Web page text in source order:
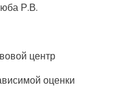
Р.В.
центр
оценки